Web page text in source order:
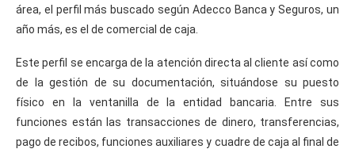
área, el perfil más buscado según Adecco Banca y Seguros, un
año más, es el de comercial de caja.
Este perfil se encarga de la atención directa al cliente así como
de la gestión de su documentación, situándose su puesto
físico en la ventanilla de la entidad bancaria. Entre sus
funciones están las transacciones de dinero, transferencias,
pago de recibos, funciones auxiliares y cuadre de caja al final de